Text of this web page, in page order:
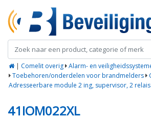
| Comelit overig Alarm- en
Toebehoren/onderdelen voor brandmelders
Adresseerbare module 2 ing, supervisor, 2
41IOM022XL